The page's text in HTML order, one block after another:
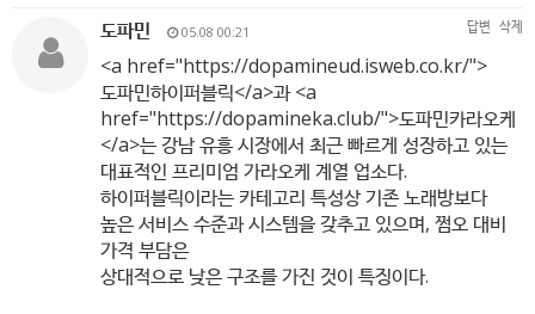
도파민
05.08 00:21 답변 삭제
<a href="https://dopamineud.isweb.co.kr/">
도파민하이퍼블릭</a>과 <a
href="https://dopamineka.club/">도파민카라오케
</a>는 강남 유흥 시장에서 최근 빠르게 성장하고 있는
대표적인 프리미엄 가라오케 계열 업소다.
하이퍼블릭이라는 카테고리 특성상 기존 노래방보다
높은 서비스 수준과 시스템을 갖추고 있으며, 쩜오 대비
가격 부담은
상대적으로 낮은 구조를 가진 것이 특징이다.